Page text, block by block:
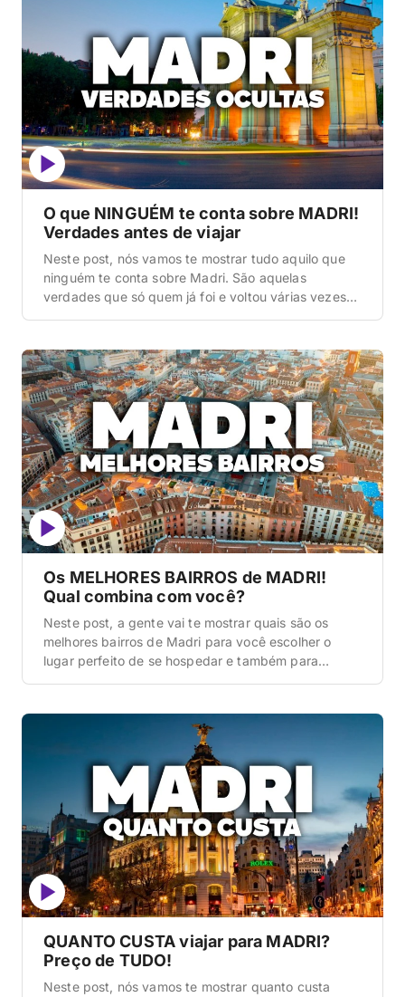
disponível. Mostraremos detalhadamente […]
O que NINGUÉM te conta sobre MADRI!
Verdades antes de viajar
Neste post, nós vamos te mostrar tudo aquilo que
ninguém te conta sobre Madri. São aquelas
verdades que só quem já foi e voltou várias vezes
embarcar. A gente vai falar do tamanho real da
cidade, custos escondidos, segurança, […]
Os MELHORES BAIRROS de MADRI!
Qual combina com você?
Neste post, a gente vai te mostrar quais são os
melhores bairros de Madri para você escolher o
lugar perfeito de se hospedar e também para
viagem, porque cada um oferece uma experiência
completamente diferente. […]
QUANTO CUSTA viajar para MADRI?
Preço de TUDO!
Neste post, nós vamos te mostrar quanto custa